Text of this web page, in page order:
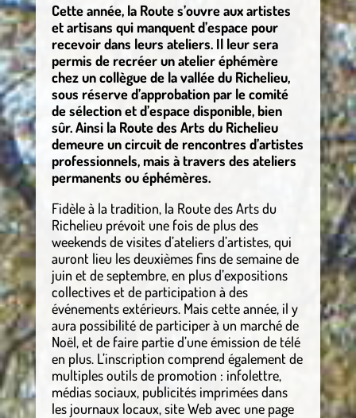
Cette année, la Route s’ouvre aux artistes
et artisans qui manquent d’espace pour
recevoir dans leurs ateliers. Il leur sera
permis de recréer un atelier éphémère
chez un collègue de la vallée du Richelieu,
sous réserve d’approbation par le comité
de sélection et d’espace disponible, bien
sûr. Ainsi la Route des Arts du Richelieu
demeure un circuit de rencontres d’artistes
professionnels, mais à travers des ateliers
permanents ou éphémères.
Fidèle à la tradition, la Route des Arts du
Richelieu prévoit une fois de plus des
weekends de visites d’ateliers d’artistes, qui
auront lieu les deuxièmes fins de semaine de
juin et de septembre, en plus d’expositions
collectives et de participation à des
événements extérieurs. Mais cette année, il y
aura possibilité de participer à un marché de
Noël, et de faire partie d’une émission de télé
en plus. L’inscription comprend également de
multiples outils de promotion : infolettre,
médias sociaux, publicités imprimées dans
les journaux locaux, site Web avec une page